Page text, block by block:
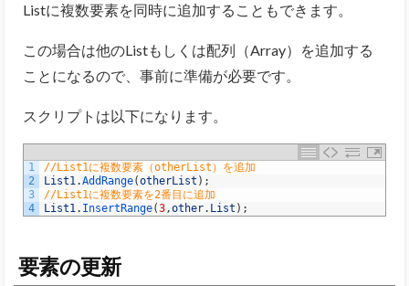
Listに複数要素を同時に追加することもできます。
この場合は他のListもしくは配列（Array）を追加する
ことになるので、事前に準備が必要です。
スクリプトは以下になります。
1
2
3
4
//List1に複数要素（otherList）を追加
List1.AddRange(otherList ) ;
//List1に複数要素を2番目に追加
List1. InsertRange(3,other. List ) ;
要素の更新